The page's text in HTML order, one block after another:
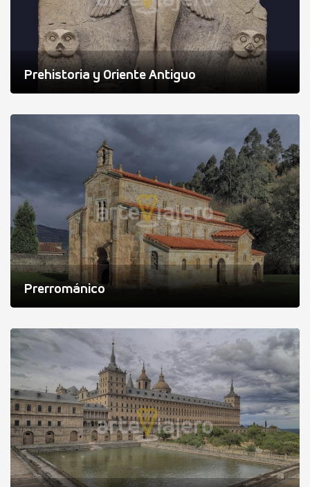
Prehistoria y Oriente Antiguo
Prerrománico